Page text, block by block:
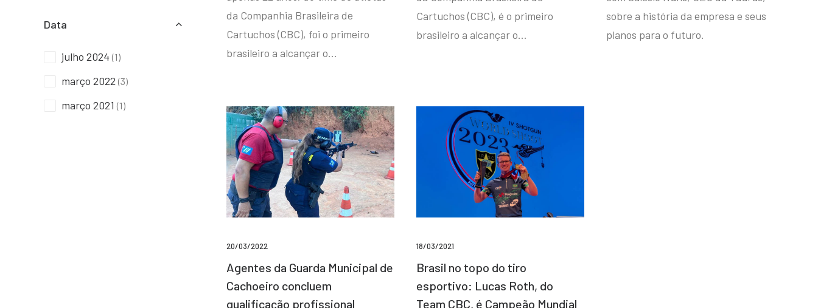
Data
julho 2024 (1)
março 2022 (3)
março 2021 (1)
da Companhia Brasileira de
Cartuchos (CBC), foi o primeiro
brasileiro a alcançar o…
Cartuchos (CBC), é o primeiro
brasileiro a alcançar o…
sobre a história da empresa e seus
planos para o futuro.
20/03/2022
Agentes da Guarda Municipal de
Cachoeiro concluem
qualificação profissional
18/03/2021
Brasil no topo do tiro
esportivo: Lucas Roth, do
Team CBC, é Campeão Mundial